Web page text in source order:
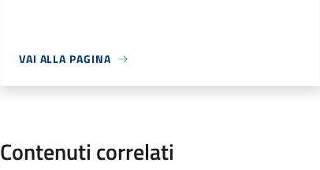
VAI ALLA PAGINA
Contenuti correlati